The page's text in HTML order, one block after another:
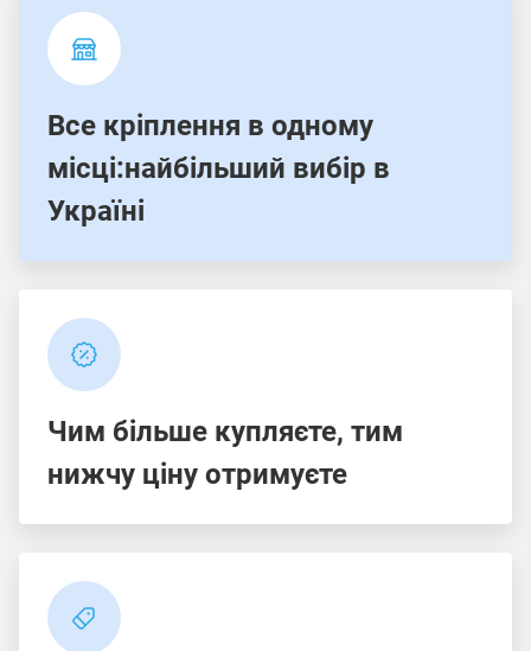
Все кріплення в одному
місці:найбільший вибір в
Україні
Чим більше купляєте, тим
нижчу ціну отримуєте